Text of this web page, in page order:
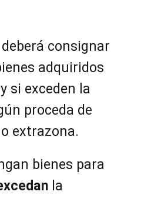
consignar
adquiridos
y si exceden la
proceda de
extrazona.
bienes para
la